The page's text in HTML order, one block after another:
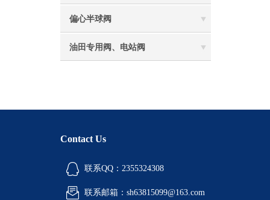
偏心半球阀
油田专用阀、电站阀
Contact Us
联系QQ：2355324308
联系邮箱：sh63815099@163.com